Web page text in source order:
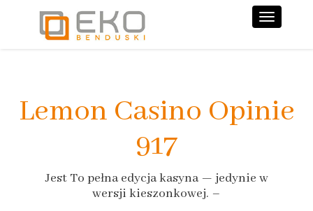
Lemon Casino Opinie
917
Jest To pełna edycja kasyna — jedynie w
wersji kieszonkowej. –